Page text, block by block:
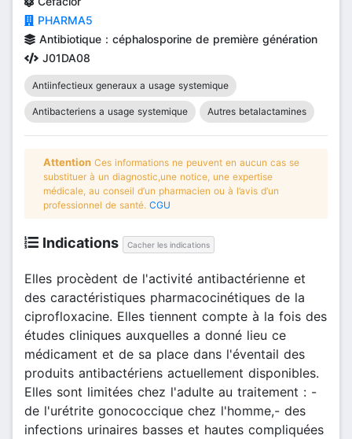
PHARMA5
Antibiotique : céphalosporine de première génération
J01DA08
Antiinfectieux generaux a usage systemique
Antibacteriens a usage systemique Autres betalactamines
Attention Ces informations ne peuvent en aucun cas se
substituer à un diagnostic,une notice, une expertise
médicale, au conseil d’un pharmacien ou à l’avis d’un
professionnel de santé. CGU
Indications Cacher les indications
Elles procèdent de l'activité antibactérienne et
des caractéristiques pharmacocinétiques de la
ciprofloxacine. Elles tiennent compte à la fois des
études cliniques auxquelles a donné lieu ce
médicament et de sa place dans l'éventail des
produits antibactériens actuellement disponibles.
Elles sont limitées chez l'adulte au traitement : -
de l'urétrite gonococcique chez l'homme,- des
infections urinaires basses et hautes compliquées